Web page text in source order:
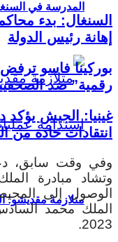
المدرسة في
السنغال: بدء
إهانة رئيس الدولة
بوركينا فاسو
رقمية” ضد
غينيا: الجيش يؤكد
انتقادات حادة من
وفي وقت سابق،
وتشاد مبادرة
الوصول إلى
الملك محمد
2023.